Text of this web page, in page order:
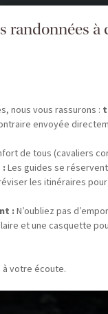
randonnées à
nous vous rassurons :
envoyée
de tous (cavaliers
:Les guides se
les itinéraires
:N’oubliez pas
et une casquette
à votre écoute.